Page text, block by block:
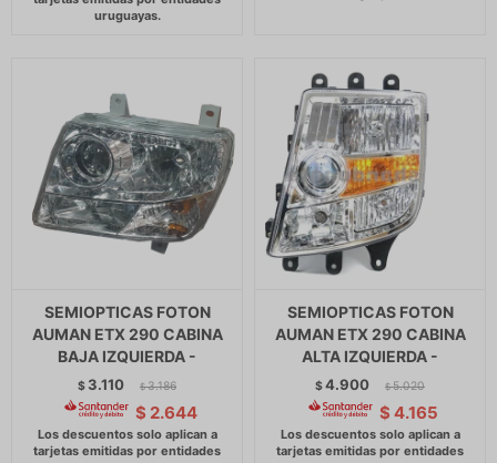
SEMIOPTICAS FOTON
AUMAN ETX 290 CABINA
BAJA IZQUIERDA -
$ 3.110 $ 3.186
$ 2.644
SEMIOPTICAS FOTON
AUMAN ETX 290 CABINA
ALTA IZQUIERDA -
$4.900 $ 5.020
$ 4.165